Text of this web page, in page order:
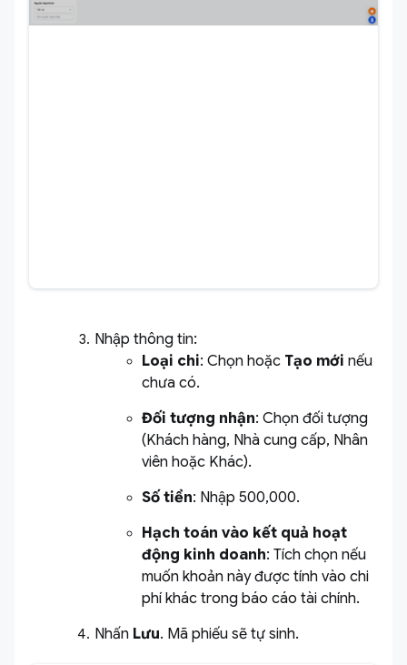
Nhập thông tin:
Loại chi: Chọn hoặc Tạo mới nếu
chưa có.
Đối tượng nhận: Chọn đối tượng
(Khách hàng, Nhà cung cấp, Nhân
viên hoặc Khác).
Số tiền: Nhập 500,000.
Hạch toán vào kết quả hoạt
động kinh doanh: Tích chọn nếu
muốn khoản này được tính vào chi
phí khác trong báo cáo tài chính.
Nhấn Lưu. Mã phiếu sẽ tự sinh.